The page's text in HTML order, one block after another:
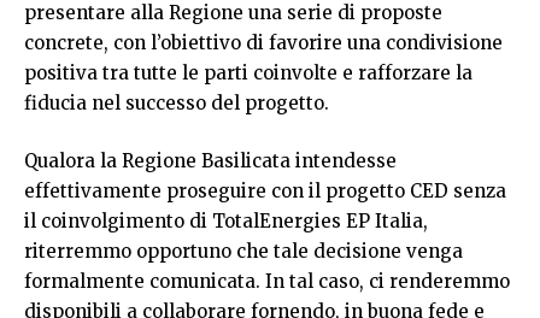
presentare alla Regione una serie di proposte
concrete, con l’obiettivo di favorire una condivisione
positiva tra tutte le parti coinvolte e rafforzare la
fiducia nel successo del progetto.
Qualora la Regione Basilicata intendesse
effettivamente proseguire con il progetto CED senza
il coinvolgimento di TotalEnergies EP Italia,
riterremmo opportuno che tale decisione venga
formalmente comunicata. In tal caso, ci renderemmo
disponibili a collaborare fornendo, in buona fede e